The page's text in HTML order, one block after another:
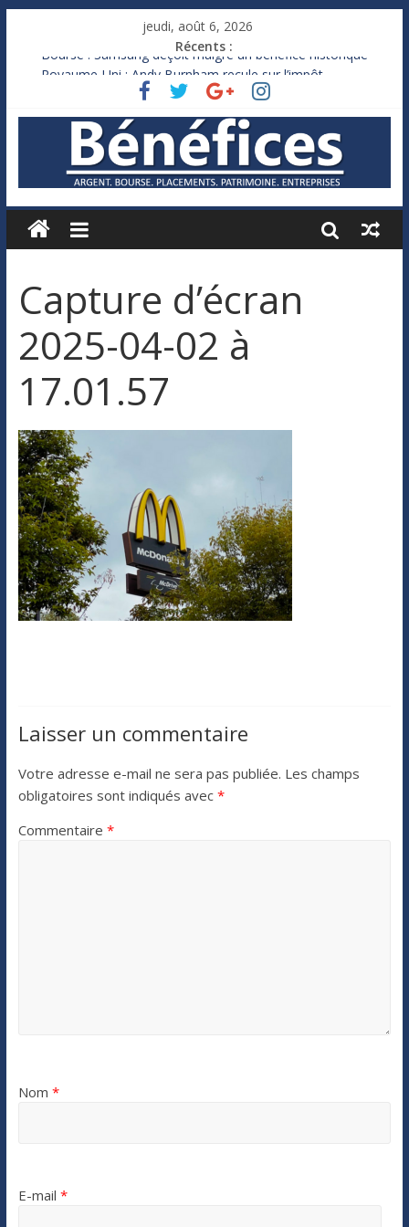
jeudi, août 6, 2026
Récents :
Bourse : Samsung déçoit malgré un bénéfice historique
Royaume-Uni : Andy Burnham recule sur l’impôt
Xavier Niel, le milliardaire qui ne touche presque rien
Ruée des fortunes russes vers l’étranger
France : le logement mis à l’épreuve par la chaleur
Capture d’écran
2025-04-02 à
17.01.57
Laisser un commentaire
Votre adresse e-mail ne sera pas publiée. Les champs
obligatoires sont indiqués avec *
Commentaire *
Nom *
E-mail *